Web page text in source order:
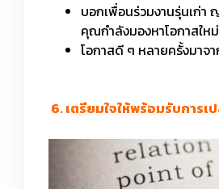
บอกเพื่อนร่วมงานรุ่นเก่า
คุณกำลังมองหาโอกาสใหม่
โอกาสดี ๆ หลายครั้งมาจ
6. เตรียมใจให้พร้อมรับการ